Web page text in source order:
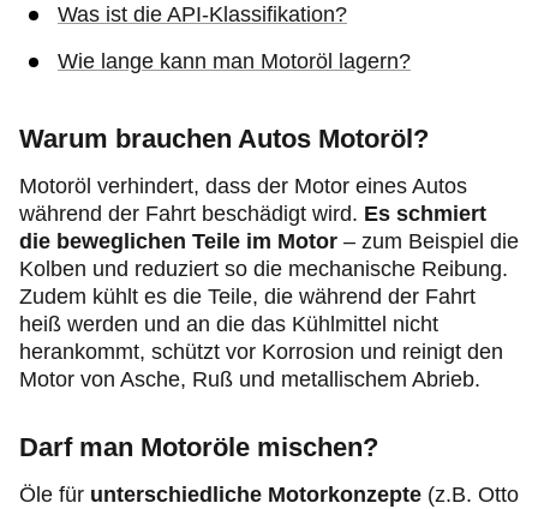
Was ist die API-Klassifikation?
Wie lange kann man Motoröl lagern?
Warum brauchen Autos Motoröl?
Motoröl verhindert, dass der Motor eines Autos
während der Fahrt beschädigt wird. Es schmiert
die beweglichen Teile im Motor – zum Beispiel die
Kolben und reduziert so die mechanische Reibung.
Zudem kühlt es die Teile, die während der Fahrt
heiß werden und an die das Kühlmittel nicht
herankommt, schützt vor Korrosion und reinigt den
Motor von Asche, Ruß und metallischem Abrieb.
Darf man Motoröle mischen?
Öle für unterschiedliche Motorkonzepte (z.B. Otto